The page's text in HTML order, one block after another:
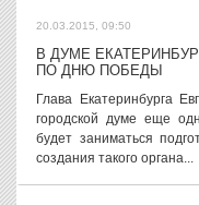
20.03.2015, 09:50
В ДУМЕ
ПО ДНЮ ПОБЕДЫ
Глава Екатеринбурга
городской думе еще
будет заниматься
создания такого органа...